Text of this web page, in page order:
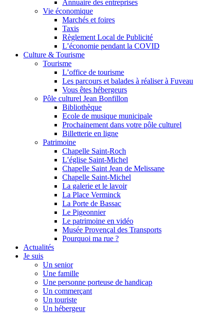
Annuaire des entreprises
Vie économique
Marchés et foires
Taxis
Règlement Local de Publicité
L’économie pendant la COVID
Culture & Tourisme
Tourisme
L’office de tourisme
Les parcours et balades à réaliser à Fuveau
Vous êtes hébergeurs
Pôle culturel Jean Bonfillon
Bibliothèque
Ecole de musique municipale
Prochainement dans votre pôle culturel
Billetterie en ligne
Patrimoine
Chapelle Saint-Roch
L’église Saint-Michel
Chapelle Saint Jean de Melissane
Chapelle Saint-Michel
La galerie et le lavoir
La Place Verminck
La Porte de Bassac
Le Pigeonnier
Le patrimoine en vidéo
Musée Provençal des Transports
Pourquoi ma rue ?
Actualités
Je suis
Un senior
Une famille
Une personne porteuse de handicap
Un commerçant
Un touriste
Un hébergeur